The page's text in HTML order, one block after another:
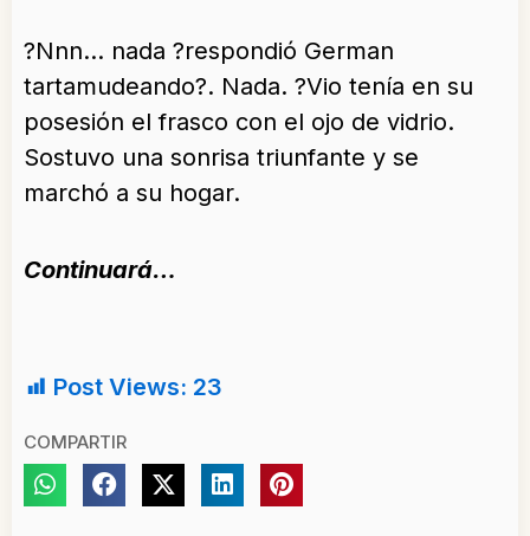
?Nnn… nada ?respondió German
tartamudeando?. Nada. ?Vio tenía en su
posesión el frasco con el ojo de vidrio.
Sostuvo una sonrisa triunfante y se
marchó a su hogar.
Continuará…
Post Views: 23
COMPARTIR